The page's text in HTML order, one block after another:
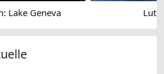
Lake Geneva